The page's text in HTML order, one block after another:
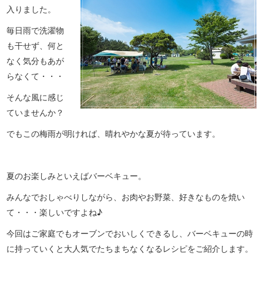
入りました。
毎日雨で洗濯物
も干せず、何と
なく気分もあが
らなくて・・・
そんな風に感じ
ていませんか？
でもこの梅雨が明ければ、晴れやかな夏が待っています。
夏のお楽しみといえばバーベキュー。
みんなでおしゃべりしながら、お肉やお野菜、好きなものを焼い
て・・・楽しいですよね♪
今回はご家庭でもオーブンでおいしくできるし、バーベキューの時
に持っていくと大人気でたちまちなくなるレシピをご紹介します。